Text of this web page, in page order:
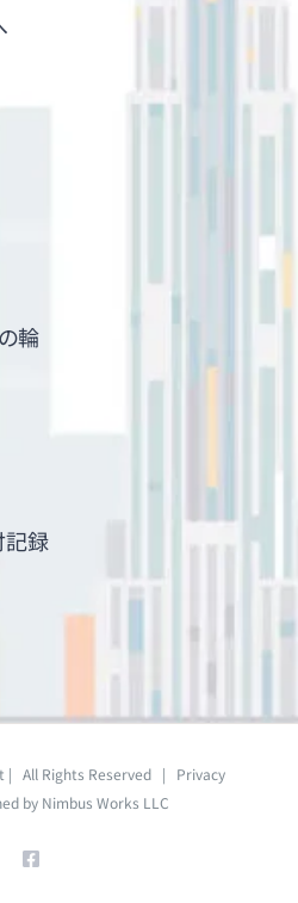
輪
録
| All Rights Reserved | Privacy
by Nimbus Works LLC
Facebook